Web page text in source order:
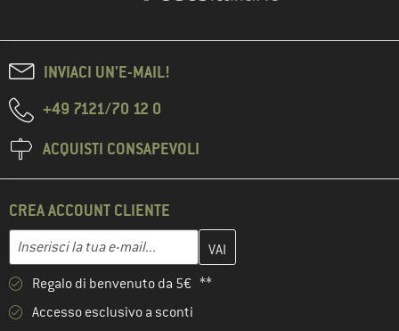
INVIACI UN'E-MAIL!
+49 7121/70 12 0
ACQUISTI CONSAPEVOLI
CREA ACCOUNT CLIENTE
Indirizzo e-mail
Inserisci qui il tuo indirizzo e-mail e crea il tuo account cliente
Regalo di benvenuto da 5€ **
Accesso esclusivo a sconti